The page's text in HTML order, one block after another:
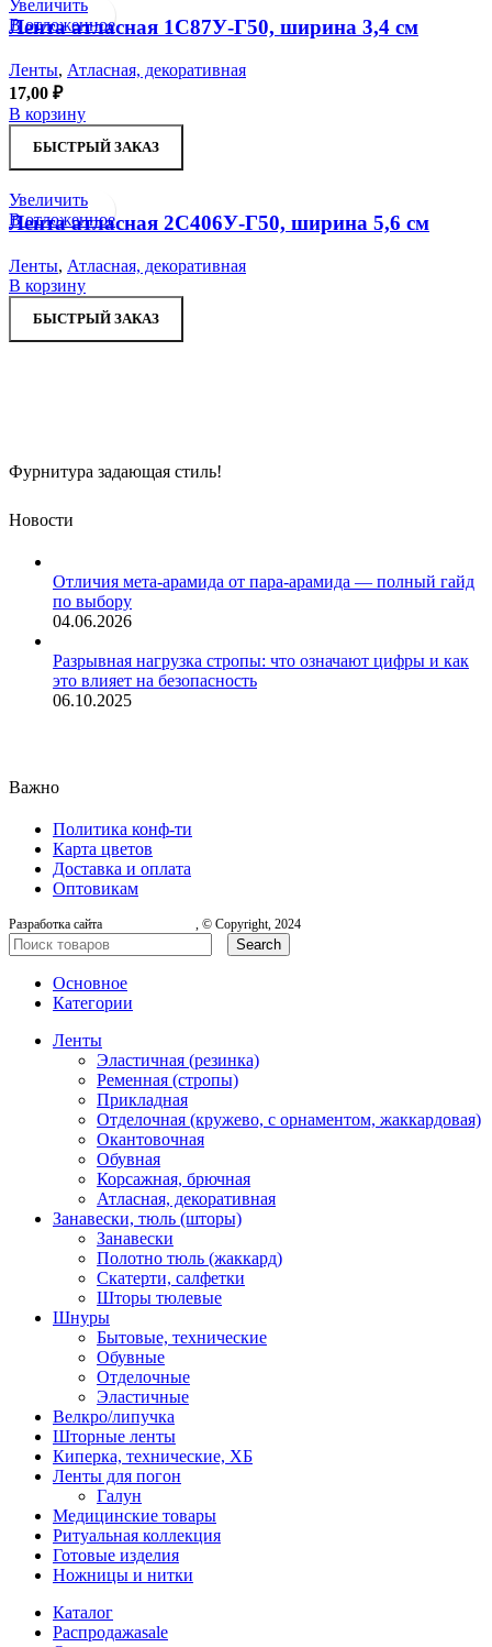
Увеличить
В отложенное
Лента атласная 1С87У-Г50, ширина 3,4 см
Ленты, Атласная, декоративная
17,00 ₽
В корзину
БЫСТРЫЙ ЗАКАЗ
Увеличить
В отложенное
Лента атласная 2С406У-Г50, ширина 5,6 см
Ленты, Атласная, декоративная
В корзину
БЫСТРЫЙ ЗАКАЗ
Фурнитура задающая стиль!
Новости
Отличия мета-арамида от пара-арамида — полный гайд
по выбору
04.06.2026
Разрывная нагрузка стропы: что означают цифры и как
это влияет на безопасность
06.10.2025
Важно
Политика конф-ти
Карта цветов
Доставка и оплата
Оптовикам
Разработка сайта , © Copyright, 2024
Search
Основное
Категории
Ленты
Эластичная (резинка)
Ременная (стропы)
Прикладная
Отделочная (кружево, с орнаментом, жаккардовая)
Окантовочная
Обувная
Корсажная, брючная
Атласная, декоративная
Занавески, тюль (шторы)
Занавески
Полотно тюль (жаккард)
Скатерти, салфетки
Шторы тюлевые
Шнуры
Бытовые, технические
Обувные
Отделочные
Эластичные
Велкро/липучка
Шторные ленты
Киперка, технические, ХБ
Ленты для погон
Галун
Медицинские товары
Ритуальная коллекция
Готовые изделия
Ножницы и нитки
Каталог
Распродажаsale